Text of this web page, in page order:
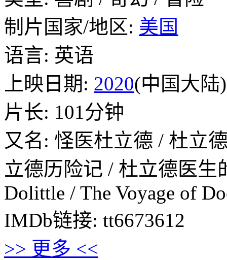
制片国家/地区: 美国
语言: 英语
上映日期: 2020(中国大陆
片长: 101分钟
又名: 怪医杜立德 / 杜立
立德历险记 / 杜立德医生
Dolittle / The Voyage of
IMDb链接: tt6673612
>> 更多 <<